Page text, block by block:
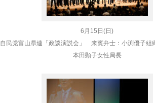
6月15日(日)
自民党富山県連 「政談演説会」 来賓弁士：小渕優子組
本田顕子女性局長